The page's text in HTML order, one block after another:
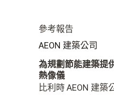
參考報告
AEON 建築公司
為規劃節能建築提
熱像儀
比利時 AEON 建